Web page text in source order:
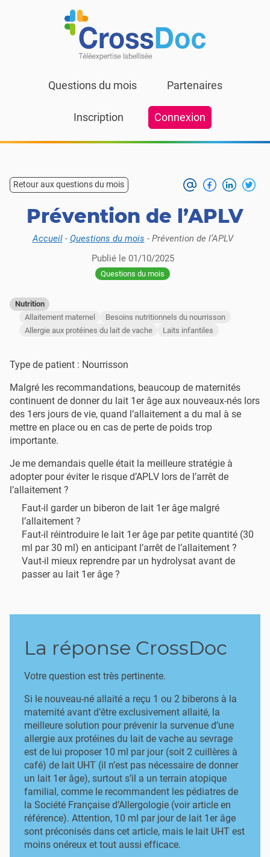
Questions du mois Partenaires
Inscription Connexion
Retour aux questions du mois
Prévention de l’APLV
Accueil- Questions du mois - Prévention de l’APLV
Publié le 01/10/2025
Questions du mois
Nutrition
Allaitement maternel
Besoins nutritionnels du nourrisson
Allergie aux protéines du lait de vache
Laits infantiles
Type de patient : Nourrisson
Malgré les recommandations, beaucoup de maternités
continuent de donner du lait 1er âge aux nouveaux-nés lors
des 1ers jours de vie, quand l’allaitement a du mal à se
mettre en place ou en cas de perte de poids trop
importante.
Je me demandais quelle était la meilleure stratégie à
adopter pour éviter le risque d’APLV lors de l’arrêt de
l’allaitement ?
Faut-il garder un biberon de lait 1er âge malgré
l’allaitement ?
Faut-il réintroduire le lait 1er âge par petite quantité (30
ml par 30 ml) en anticipant l’arrêt de l’allaitement ?
Vaut-il mieux reprendre par un hydrolysat avant de
passer au lait 1er âge ?
La réponse CrossDoc
Votre question est très pertinente.
Si le nouveau-né allaité a reçu 1 ou 2 biberons à la
maternité avant d’être exclusivement allaité, la
meilleure solution pour prévenir la survenue d’une
allergie aux protéines du lait de vache au sevrage
est de lui proposer 10 ml par jour (soit 2 cuillères à
café) de lait UHT (il n’est pas nécessaire de donner
un lait 1er âge), surtout s’il a un terrain atopique
familial, comme le recommandent les pédiatres de
la Société Française d’Allergologie (voir article en
référence). Attention, 10 ml par jour de lait 1er âge
sont préconisés dans cet article, mais le lait UHT est
moins onéreux et tout aussi efficace.